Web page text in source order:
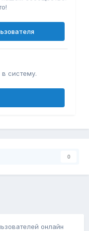
в систему.
0
онлайн